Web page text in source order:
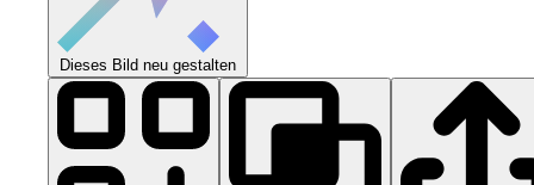
Dieses Bild neu gestalten